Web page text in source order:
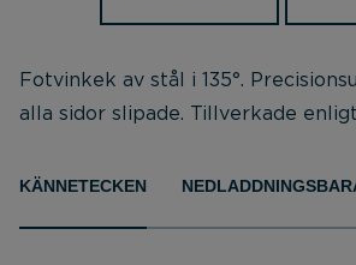
Fotvinkek av stål i 135°.
alla sidor slipade. Tillverkade
KÄNNETECKEN